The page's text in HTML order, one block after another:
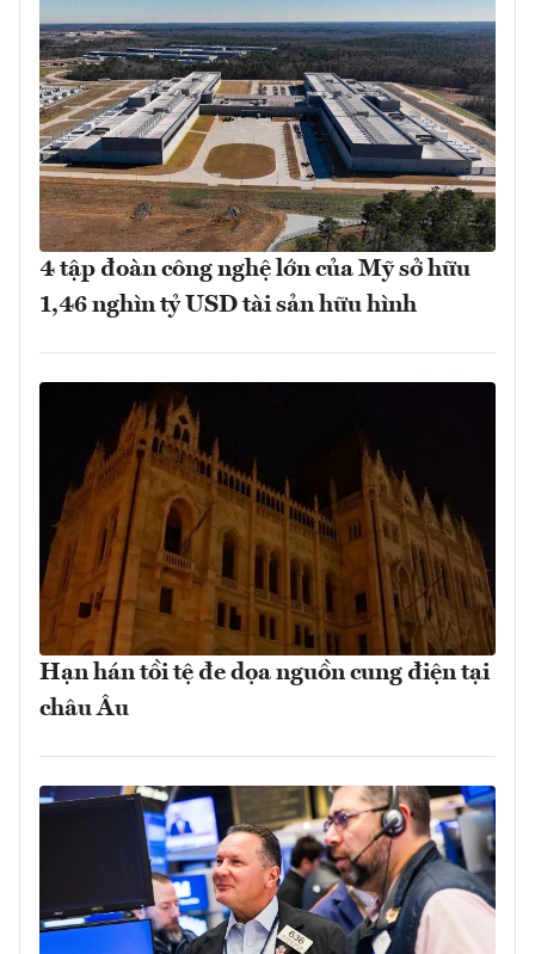
4 tập đoàn công nghệ lớn của Mỹ sở hữu
1,46 nghìn tỷ USD tài sản hữu hình
Hạn hán tồi tệ đe dọa nguồn cung điện tại
châu Âu